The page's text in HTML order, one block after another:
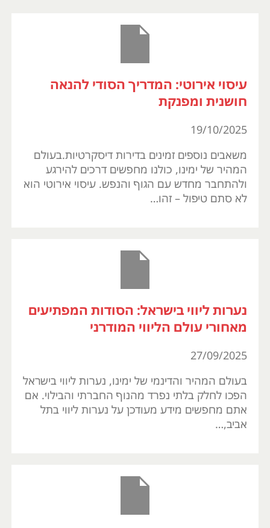
עיסוי אירוטי: המדריך הסודי להנאה
חושנית ומפנקת
19/10/2025
משאבים נוספים זמינים בדירות דיסקרטיות.בעולם
המהיר של ימינו, כולנו מחפשים דרכים להירגע
ולהתחבר מחדש עם הגוף והנפש. עיסוי אירוטי הוא
לא סתם טיפול – זהו…
נערות ליווי בישראל: הסודות המפתיעים
מאחורי עולם הליווי המודרני
27/09/2025
בעולם המהיר והדינמי של ימינו, נערות ליווי בישראל
הפכו לחלק בלתי נפרד מהנוף החברתי והבילוי. אם
אתם מחפשים מידע מעודכן על נערות ליווי בתל
אביב,…